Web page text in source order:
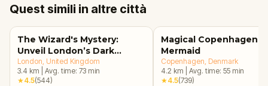
Quest simili in altre città
The Wizard's Mystery:
Unveil London’s Dark
Secrets Escape Game
London , United Kingdom
3.4 km Avg. time: 73 min
★4.5(544)
Magical Copenhagen:
Mermaid
Copenhagen , Denmark
4.2 km Avg. time: 55 min
★4.5(739)